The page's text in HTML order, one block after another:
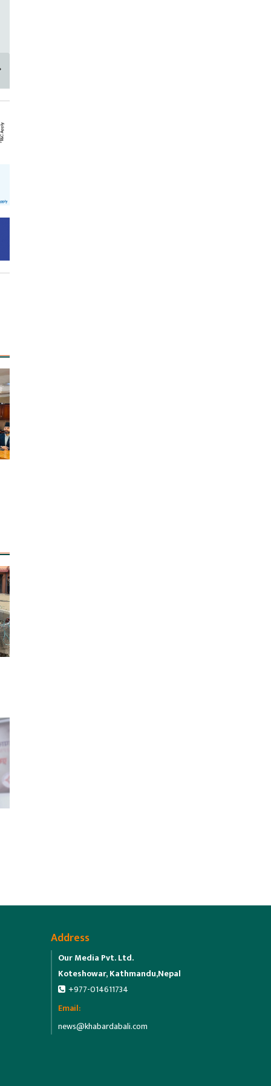
Address
Our Media Pvt. Ltd.
Koteshowar, Kathmandu,Nepal
+977-014611734
Email:
news@khabardabali.com